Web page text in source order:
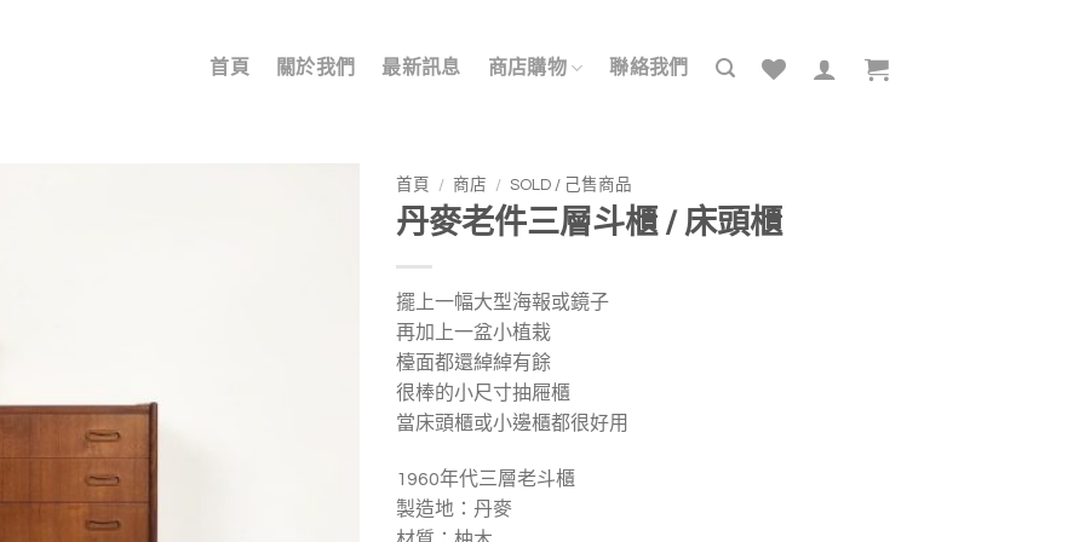
首頁 關於我們 最新訊息 商店購物 聯絡我們
首頁 / 商店 / SOLD / 己售商品
丹麥老件三層斗櫃 / 床頭櫃
擺上一幅大型海報或鏡子
再加上一盆小植栽
檯面都還綽綽有餘
很棒的小尺寸抽屜櫃
當床頭櫃或小邊櫃都很好用
1960年代三層老斗櫃
製造地：丹麥